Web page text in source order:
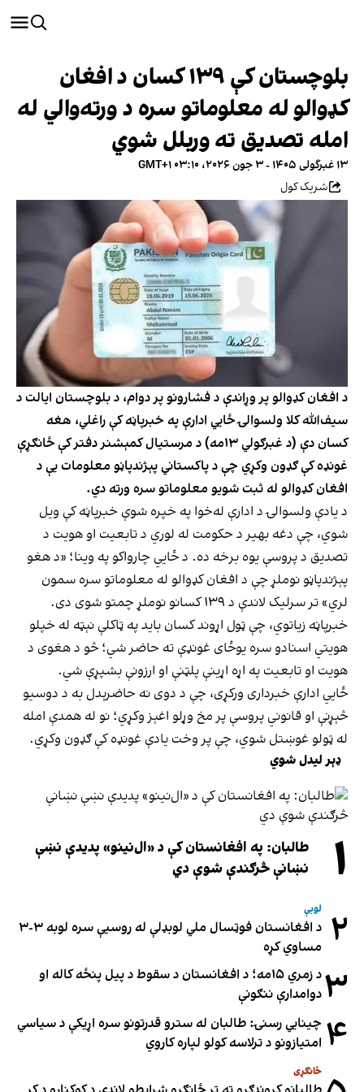
بلوچستان کې ۱۳۹ کسان د افغان
کډوالو له معلوماتو سره د ورته‌والي له
امله تصدیق ته وربلل شوي
۱۳ غبرگولی ۱۴۰۵ - ۳ جون ۲۰۲۶، ۰۳:۱۰ GMT+۱
شریک کول
د افغان کډوالو پر وړاندې د فشارونو پر دوام، د بلوچستان ایالت د
سیف‌الله کلا ولسوالۍ ځایي ادارې په خبرپاڼه کې راغلي، هغه
کسان دې (د غبرګولي ۱۳مه) د مرستیال کمېشنر دفتر کې ځانګړې
غونډه کې ګډون وکړي چې د پاکستاني پېژندپاڼو معلومات یې د
افغان کډوالو له ثبت شویو معلوماتو سره ورته دي.
د یادې ولسوالۍ د ادارې له‌خوا په خپره شوې خبرپاڼه کې ویل
شوي، چې دغه بهیر د حکومت له لوري د تابعیت او هویت د
تصدیق د پروسې یوه برخه ده. د ځایي چارواکو په وینا؛ «د هغو
پېژندپاڼو نوملړ چې د افغان کډوالو له معلوماتو سره سمون
لري» تر سرلیک لاندې د ۱۳۹ کسانو نوملړ چمتو شوی دی.
خبرپاڼه زیاتوي، چې ټول اړوند کسان باید په ټاکلې نېټه له خپلو
هویتي اسنادو سره یوځای غونډې ته حاضر شي؛ څو د هغوی د
هویت او تابعیت په اړه اړینې پلټنې او ارزونې بشپړې شي.
ځايي ادارې خبرداری ورکړی، چې د دوی نه حاضرېدل به د دوسیو
څېړنې او قانوني پروسې پر مخ وړلو اغېز وکړي؛ نو له همدې امله
له ټولو غوښتل شوي، چې پر وخت یادې غونډه کې ګډون وکړي.
ډېر لیدل شوي
۱
طالبان: په افغانستان کې د «ال‌نینو» پدیدې نښې
نښانې څرګندې شوې دي
۲ لوبې
د افغانستان فوټسال ملي لوبډلې له روسیې سره لوبه ۳-۳
مساوي کړه
۳
د زمري ۱۵مه؛ د افغانستان د سقوط د پیل پنځه کاله او
دوامدارې ننګونې
۴ چینایي رسنۍ: طالبان له سترو قدرتونو سره اړیکې د سیاسي
امتیازونو د ترلاسه کولو لپاره کاروي
ځانګړی